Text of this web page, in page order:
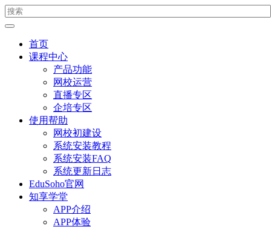
首页
课程中心
产品功能
网校运营
直播专区
企培专区
使用帮助
网校初建设
系统安装教程
系统安装FAQ
系统更新日志
EduSoho官网
知享学堂
APP介绍
APP体验